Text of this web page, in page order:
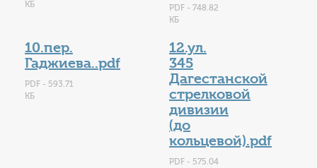
КБ
PDF - 748.82
КБ
10.пер.
Гаджиева..pdf
PDF - 593.71
КБ
12.ул.
345
Дагестанской
стрелковой
дивизии
(до
кольцевой).pdf
PDF - 575.04